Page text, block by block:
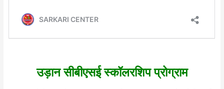
उड़ान सीबीएसई स्कॉलरशिप प्रोग्राम